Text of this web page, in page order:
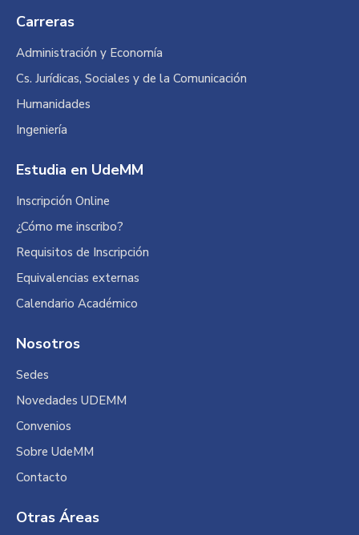
opens
in
new
opens
in
new
in
new
Carreras
Administración y Economía
Cs. Jurídicas, Sociales y de la Comunicación
Humanidades
Ingeniería
Estudia en UdeMM
Inscripción Online
¿Cómo me inscribo?
Requisitos de Inscripción
Equivalencias externas
Calendario Académico
Nosotros
Sedes
Novedades UDEMM
Convenios
Sobre UdeMM
Contacto
Otras Áreas